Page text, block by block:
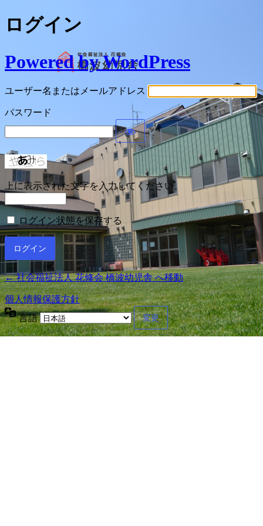
ログイン
Powered by WordPress
ユーザー名またはメールアドレス
パスワード
上に表示された文字を入力してください。
ログイン状態を保存する
← 社会福祉法人 花修会 橋波幼児舎 へ移動
個人情報保護方針
言語